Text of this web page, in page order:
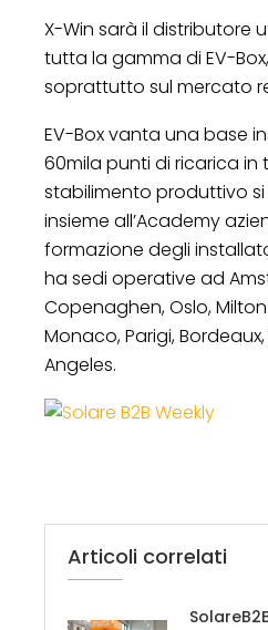
X-Win sarà il distributore
tutta la gamma di EV-
soprattutto sul mercato
EV-Box vanta una base
60mila punti di ricarica in
stabilimento produttivo
insieme all’Academy
formazione degli
ha sedi operative ad
Copenaghen, Oslo,
Monaco, Parigi, Bordeaux,
Angeles.
Articoli correlati